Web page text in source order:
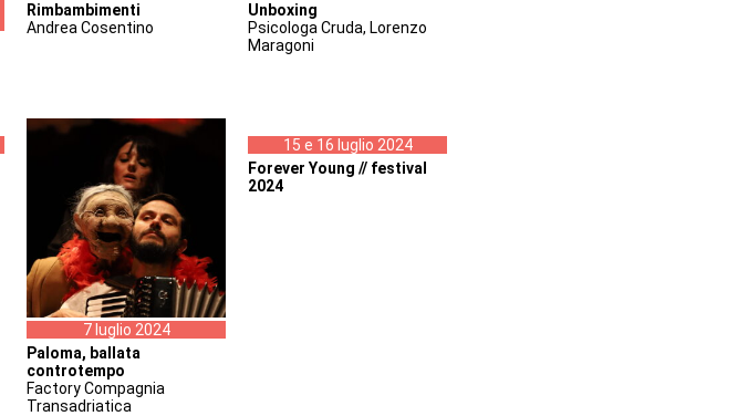
Rimbambimenti
Andrea Cosentino
Unboxing
Psicologa Cruda, Lorenzo
Maragoni
7 luglio 2024
Paloma, ballata
controtempo
Factory Compagnia
Transadriatica
15 e 16 luglio 2024
Forever Young // festival
2024